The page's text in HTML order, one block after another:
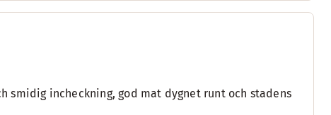
smidig incheckning, god mat dygnet runt och stadens